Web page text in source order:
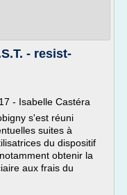
- resist-
- Isabelle Castéra
s'est réuni
suites à
du dispositif
obtenir la
aux frais du